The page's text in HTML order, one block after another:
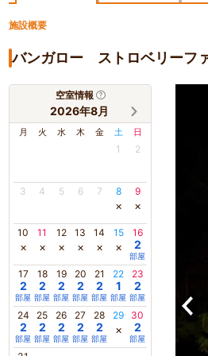
施設概要
バンガロー ストロベリーフ
空室情報
2026年8月
月 火 水 木 金 土 日
1 2
3 4 5 6 7 8
×
9
×
10
×
11
×
12
×
13
×
14
×
15
×
16
2
部屋
17
2
部屋
18
2
部屋
19
2
部屋
20
2
部屋
21
2
部屋
22
1
部屋
23
2
部屋
24
2
部屋
25
2
部屋
26
2
部屋
27
2
部屋
28
2
部屋
29
×
30
2
部屋